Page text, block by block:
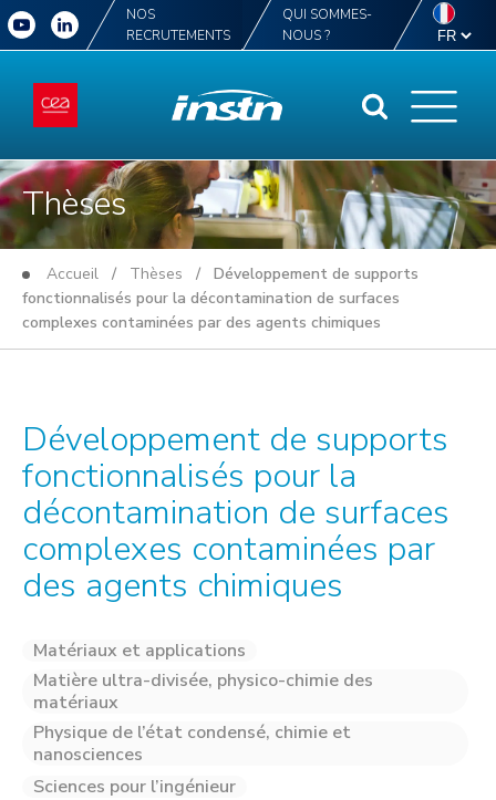
NOS
RECRUTEMENTS
QUI SOMMES-
NOUS ?
Thèses
Accueil / Thèses / Développement de supports
fonctionnalisés pour la décontamination de surfaces
complexes contaminées par des agents chimiques
Développement de supports
fonctionnalisés pour la
décontamination de surfaces
complexes contaminées par
des agents chimiques
Matériaux et applications
Matière ultra-divisée, physico-chimie des
matériaux
Physique de l’état condensé, chimie et
nanosciences
Sciences pour l’ingénieur